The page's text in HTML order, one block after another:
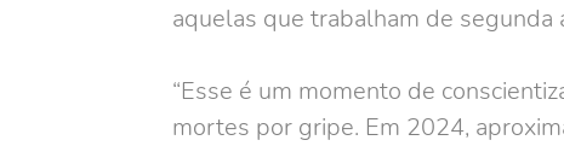
aquelas que trabalham de segunda
“Esse é um momento de
mortes por gripe. Em 2024,